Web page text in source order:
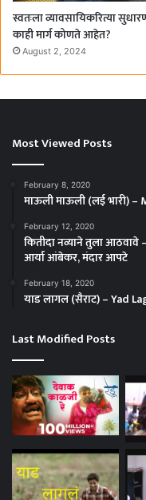
स्वतःला व्यावसायिकरित्या
काही मार्ग कोणते आहेत?
August 2, 2024
Most Viewed Posts
February 8, 2020
माऊली माऊली (लई भारी)
February 12, 2020
कितीदा नव्याने तुला
आर्या आंबेकर, मंदार आपटे
February 18, 2020
याड लागल (सैराट) – Yad
Last Modified Posts